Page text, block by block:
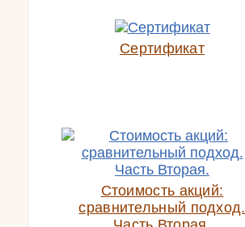
Сертификат
Стоимость акций:
сравнительный подход.